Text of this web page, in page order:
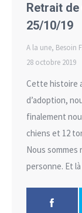
Retrait de
25/10/19
A la une, Besoin
28 octobre 2019
Cette histoire
d’adoption,
finalement
chiens et 12
Nous
personne. Et